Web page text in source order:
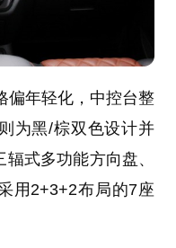
偏年轻化，中控台整
为黑/棕双色设计并
式多功能方向盘、
用2+3+2布局的7座